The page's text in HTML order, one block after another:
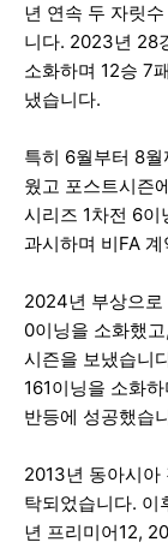
년 연속 두 자릿
니다. 2023년 28
소화하며 12승 7
냈습니다.
특히 6월부터 8
웠고 포스트시즌
시리즈 1차전 6이
과시하며 비FA
2024년 부상으로
0이닝을 소화했
시즌을 보냈습니
161이닝을 소화
반등에 성공했습
2013년 동아시아
탁되었습니다.
년 프리미어12,